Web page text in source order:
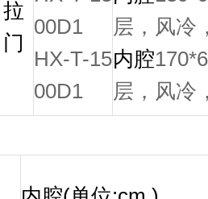
拉
门
00D1
HX-T-15
00D1
层，风冷
内腔
层，风冷